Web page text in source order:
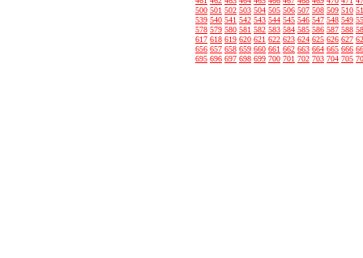
500 501 502 503 504 505 506 507 508 509 510
539 540 541 542 543 544 545 546 547 548 549
578 579 580 581 582 583 584 585 586 587 588
617 618 619 620 621 622 623 624 625 626 627
656 657 658 659 660 661 662 663 664 665 666
695 696 697 698 699 700 701 702 703 704 705